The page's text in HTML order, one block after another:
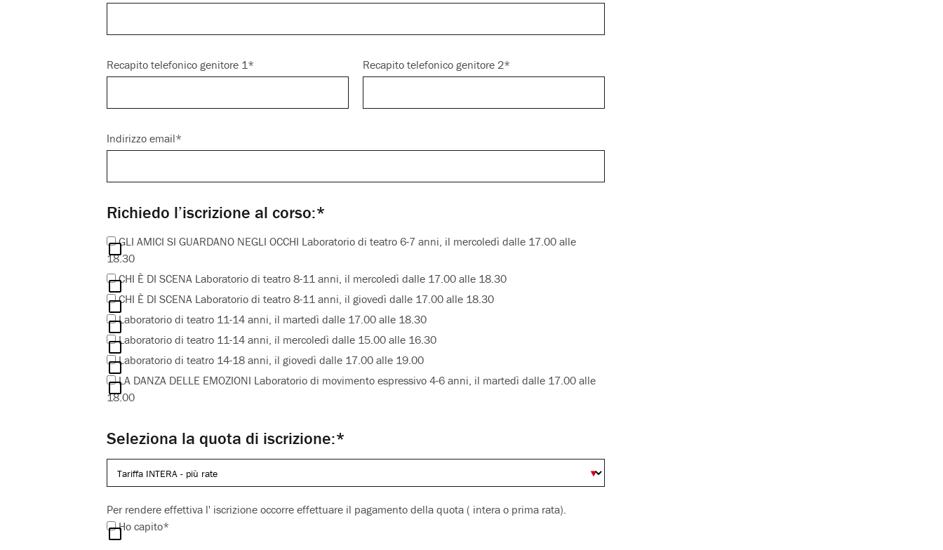
Recapito telefonico genitore 1* Recapito telefonico genitore 2*
Indirizzo email*
Richiedo l’iscrizione al corso:*
GLI AMICI SI GUARDANO NEGLI OCCHI Laboratorio di teatro 6-7 anni, il mercoledì dalle 17.00 alle
18.30
CHI È DI SCENA Laboratorio di teatro 8-11 anni, il mercoledì dalle 17.00 alle 18.30
CHI È DI SCENA Laboratorio di teatro 8-11 anni, il giovedì dalle 17.00 alle 18.30
Laboratorio di teatro 11-14 anni, il martedì dalle 17.00 alle 18.30
Laboratorio di teatro 11-14 anni, il mercoledì dalle 15.00 alle 16.30
Laboratorio di teatro 14-18 anni, il giovedì dalle 17.00 alle 19.00
LA DANZA DELLE EMOZIONI Laboratorio di movimento espressivo 4-6 anni, il martedì dalle 17.00 alle
18.00
Seleziona la quota di iscrizione:*
Per rendere effettiva l' iscrizione occorre effettuare il pagamento della quota ( intera o prima rata).
Ho capito*